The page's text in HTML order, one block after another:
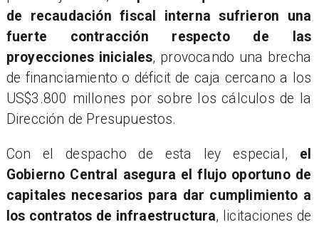
de recaudación fiscal interna sufrieron una
fuerte contracción respecto de las
proyecciones iniciales, provocando una brecha
de financiamiento o déficit de caja cercano a los
US$3.800 millones por sobre los cálculos de la
Dirección de Presupuestos.
Con el despacho de esta ley especial, el
Gobierno Central asegura el flujo oportuno de
capitales necesarios para dar cumplimiento a
los contratos de infraestructura, licitaciones de